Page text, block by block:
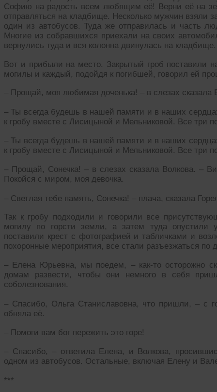
Софию на радость всем любящим её! Верни её на
отправляться на кладбище. Несколько мужчин взяли
один из автобусов. Туда же отправилась и часть
Многие из собравшихся приехали на своих
вернулись туда и вся колонна двинулась на кладбище.
Вот и прибыли на место. Закрытый гроб поставили
могилы и каждый, подойдя к погибшей, говорил ей
– Прощай, моя любимая доченька! – в слезах сказала
– Ты всегда будешь в нашей памяти и в наших
к гробу вместе с Лисицыной и Мельниковой. Все три
– Ты всегда будешь в нашей памяти и в наших
к гробу вместе с Лисицыной и Мельниковой. Все три
– Прощай, Сонечка! – в слезах сказала Волкова. –
Покойся с миром, моя девочка.
– Светлая тебе память, Сонечка! – плача, сказала
Так к гробу подходили и говорили все
могилу по горсти земли, а затем туда опустили
поставили крест с фотографией и табличками и
похоронные мероприятия, все стали разъезжаться по
– Елена Юрьевна, мы поедем, – как-то осторожно
домам развести, чтобы они немного в себя
соболезнования.
– Спасибо, Ольга Станиславовна, что пришли, – с
обняла её.
– Помоги вам бог пережить это горе!
– Спасибо, – ответила Елена, и Волкова,
одном из автобусов. Остальные, включая Елену и
***